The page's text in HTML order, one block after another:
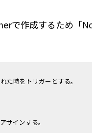
で作成するため「
た時をトリガーとする。
サインする。